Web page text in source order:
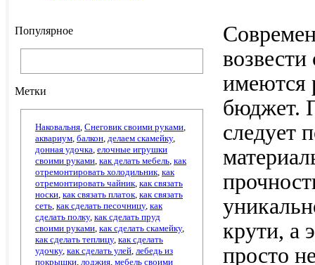
Популярное
Метки
Наковальня, Снеговик своими руками,
аквариум, балкон, делаем скамейку,
донная удочка, елочные игрушки
своими руками, как делать мебель, как
отремонтировать холодильник, как
отремонтировать чайник, как связать
носки, как связать платок, как связать
сеть, как сделать песочницу, как
сделать полку, как сделать пруд
своими руками, как сделать скамейку,
как сделать теплицу, как сделать
удочку, как сделать улей, лебедь из
покрышки, лоджия, мебель своими
имеются
бюджет.
следует
крути, а
просто